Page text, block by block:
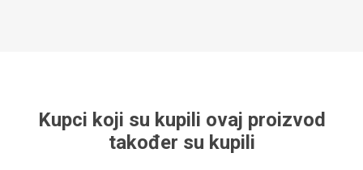
Kupci koji su kupili ovaj proizvod
također su kupili